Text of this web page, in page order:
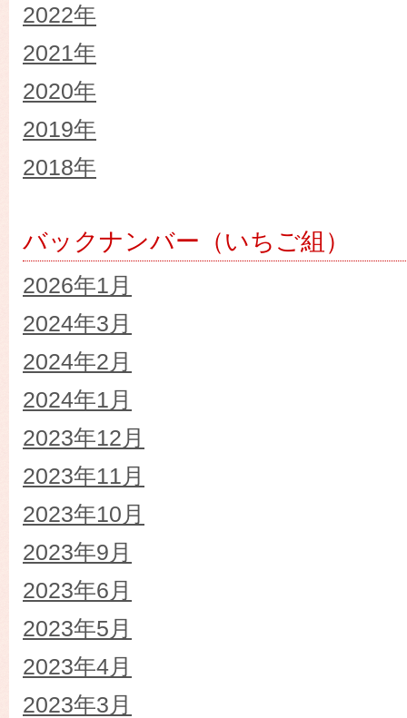
2022年
2021年
2020年
2019年
2018年
バックナンバー（いちご組）
2026年1月
2024年3月
2024年2月
2024年1月
2023年12月
2023年11月
2023年10月
2023年9月
2023年6月
2023年5月
2023年4月
2023年3月